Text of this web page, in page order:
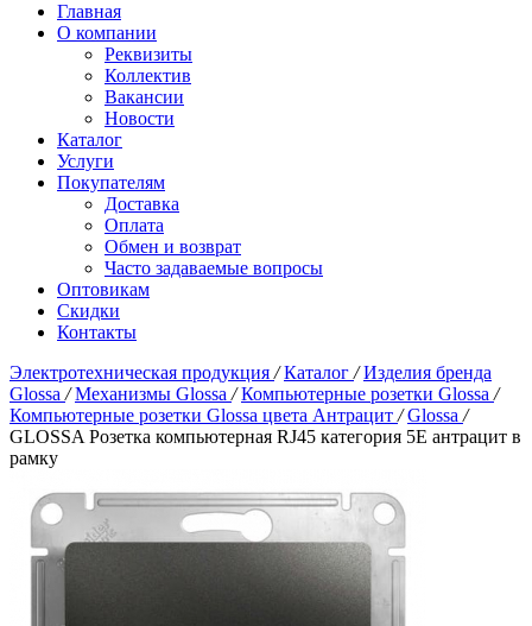
Главная
О компании
Реквизиты
Коллектив
Вакансии
Новости
Каталог
Услуги
Покупателям
Доставка
Оплата
Обмен и возврат
Часто задаваемые вопросы
Оптовикам
Скидки
Контакты
Электротехническая продукция / Каталог / Изделия бренда
Glossa / Механизмы Glossa / Компьютерные розетки Glossa /
Компьютерные розетки Glossa цвета Антрацит / Glossa /
GLOSSA Розетка компьютерная RJ45 категория 5E антрацит в
рамку